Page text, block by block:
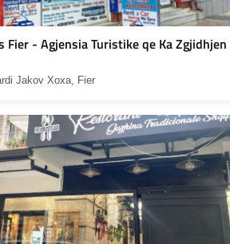
Fier - Agjensia Turistike qe Ka Zgjidhjen
Jakov Xoxa, Fier